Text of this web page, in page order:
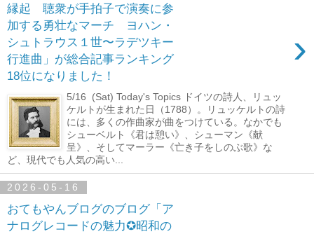
縁起 聴衆が手拍子で演奏に参
加する勇壮なマーチ ヨハン・
シュトラウス１世〜ラデツキー
行進曲」が総合記事ランキング
18位になりました！
›
5/16 (Sat) Today's Topics ドイツの詩人、リュッ
ケルトが生まれた日（1788）。リュッケルトの詩
には、多くの作曲家が曲をつけている。なかでも
シューベルト《君は憩い》、シューマン《献
呈》、そしてマーラー《亡き子をしのぶ歌》な
ど、現代でも人気の高い...
2026-05-16
おてもやんブログのブログ「ア
ナログレコードの魅力✪昭和の